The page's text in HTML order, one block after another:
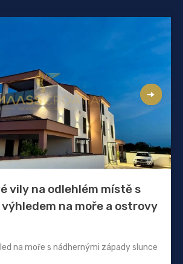
vily na odlehlém místě s
na moře a ostrovy
na moře s nádhernými západy slunce